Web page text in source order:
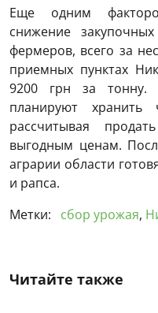
Еще одним
снижение
фермеров, всего за
приемных пунктах
9200 грн за тонну.
планируют хранить
рассчитывая
выгодным ценам.
аграрии области
и рапса.
Метки:
сбор урожая,
Читайте также